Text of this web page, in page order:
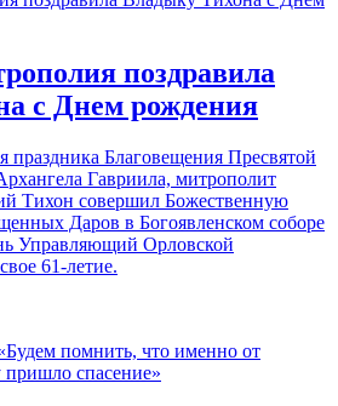
поздравила
с Днем рождения
праздника Благовещения Пресвятой
Гавриила, митрополит
Тихон совершил Божественную
Даров в Богоявленском соборе
Управляющий Орловской
61-летие.